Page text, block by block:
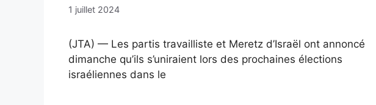
1 juillet 2024
(JTA) — Les partis travailliste et Meretz d’Israël ont annoncé
dimanche qu’ils s’uniraient lors des prochaines élections
israéliennes dans le